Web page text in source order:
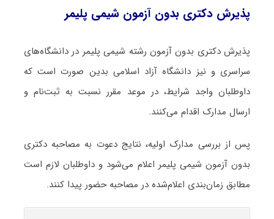
پذیرش دکتری بدون آزمون شیمی پلیمر
پذیرش دکتری بدون آزمون رشته شیمی پلیمر در دانشگاه‌های
سراسری و نیز دانشگاه آزاد اسلامی بدین صورت است که
داوطلبان واجد شرایط، در موعد مقرر نسبت به ثبت‌نام و
ارسال مدارک اقدام می‌کنند.
پس از بررسی مدارک اولیه، نتایج دعوت به مصاحبه دکتری
بدون آزمون شیمی پلیمر اعلام می‌شود و داوطلبان لازم است
مطابق زمان‌بندی اعلام‌شده در مصاحبه حضور پیدا کنند.